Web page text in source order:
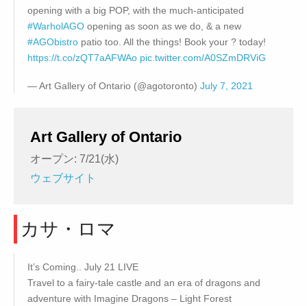
opening with a big POP, with the much-anticipated
#WarholAGO opening as soon as we do, & a new
#AGObistro patio too. All the things! Book your ? today!
https://t.co/zQT7aAFWAo pic.twitter.com/A0SZmDRViG
— Art Gallery of Ontario (@agotoronto) July 7, 2021
Art Gallery of Ontario
オープン: 7/21(水)
ウェブサイト
カサ・ロマ
It’s Coming.. July 21 LIVE
Travel to a fairy-tale castle and an era of dragons and
adventure with Imagine Dragons – Light Forest